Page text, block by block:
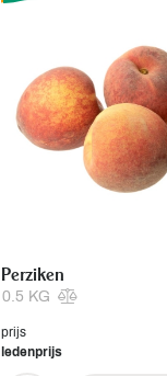
0.5 KG
Perziken
prijs
ledenprijs